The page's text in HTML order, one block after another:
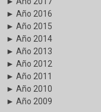
► Año 2016
► Año 2015
► Año 2014
► Año 2013
► Año 2012
► Año 2011
► Año 2010
► Año 2009